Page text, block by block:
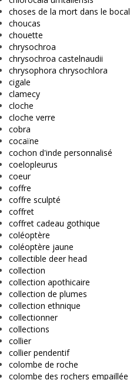
choses de la mort dans le bocal
choucas
chouette
chrysochroa
chrysochroa castelnaudii
chrysophora chrysochlora
cigale
clamecy
cloche
cloche verre
cobra
cocaïne
cochon d'inde personnalisé
coelopleurus
coeur
coffre
coffre sculpté
coffret
coffret cadeau gothique
coléoptère
coléoptère jaune
collectible deer head
collection
collection apothicaire
collection de plumes
collection ethnique
collectionner
collections
collier
collier pendentif
colombe de roche
colombe des rochers empaillée